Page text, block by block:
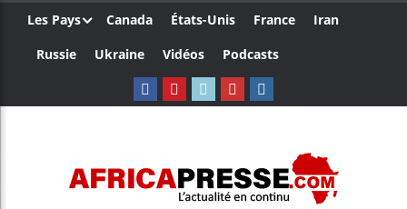
Les Pays Canada États-Unis France
Iran
Russie
Ukraine Vidéos Podcasts